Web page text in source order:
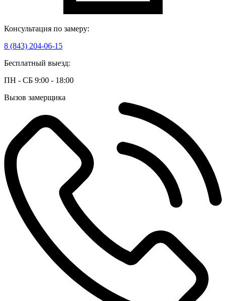
Консультация по замеру:
8 (843) 204-06-15
Бесплатный выезд:
ПН - СБ 9:00 - 18:00
Вызов замерщика